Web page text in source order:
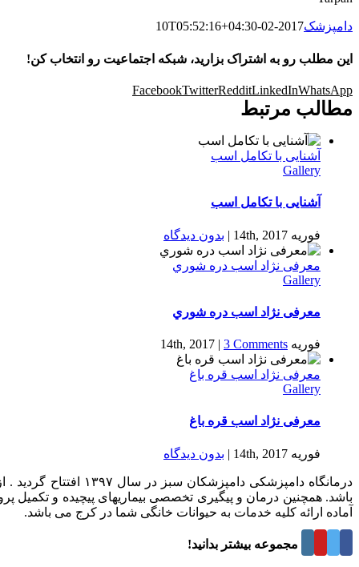
دامپزشک2017-02-10T05:52:16+04:30
این مطلب رو به اشتراک بزارید، شبکه اجتماعیت رو انتخاب کن!
FacebookTwitterRedditLinkedInWhatsApp
مطالب مرتبط
آشنایی با تكامل اسب
Gallery
آشنایی با تكامل اسب
فوریه 14th, 2017 | بدون ديدگاه
معرفی نژاد اسب دره شوري
Gallery
معرفی نژاد اسب دره شوري
فوریه 14th, 2017 | 3 Comments
معرفی نژاد اسب قره باغ
Gallery
معرفی نژاد اسب قره باغ
فوریه 14th, 2017 | بدون ديدگاه
درمانگاه
باشد. همچنین درمان و پیگیری تخصصی بیماریهای پیچیده و تکمیل
آماده ارائه کلیه خدمات به حیوانات خانگی شما در کرج می باشد.
درباره این مجموعه بیشتر بدانید!